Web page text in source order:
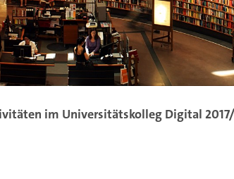
im Universitätskolleg Digital